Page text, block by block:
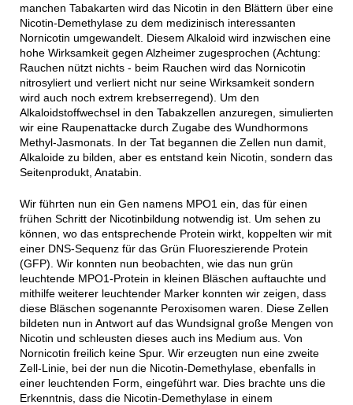
manchen Tabakarten wird das Nicotin in den Blättern über eine
Nicotin-Demethylase zu dem medizinisch interessanten
Nornicotin umgewandelt. Diesem Alkaloid wird inzwischen eine
hohe Wirksamkeit gegen Alzheimer zugesprochen (Achtung:
Rauchen nützt nichts - beim Rauchen wird das Nornicotin
nitrosyliert und verliert nicht nur seine Wirksamkeit sondern
wird auch noch extrem krebserregend). Um den
Alkaloidstoffwechsel in den Tabakzellen anzuregen, simulierten
wir eine Raupenattacke durch Zugabe des Wundhormons
Methyl-Jasmonats. In der Tat begannen die Zellen nun damit,
Alkaloide zu bilden, aber es entstand kein Nicotin, sondern das
Seitenprodukt, Anatabin.
Wir führten nun ein Gen namens MPO1 ein, das für einen
frühen Schritt der Nicotinbildung notwendig ist. Um sehen zu
können, wo das entsprechende Protein wirkt, koppelten wir mit
einer DNS-Sequenz für das Grün Fluoreszierende Protein
(GFP). Wir konnten nun beobachten, wie das nun grün
leuchtende MPO1-Protein in kleinen Bläschen auftauchte und
mithilfe weiterer leuchtender Marker konnten wir zeigen, dass
diese Bläschen sogenannte Peroxisomen waren. Diese Zellen
bildeten nun in Antwort auf das Wundsignal große Mengen von
Nicotin und schleusten dieses auch ins Medium aus. Von
Nornicotin freilich keine Spur. Wir erzeugten nun eine zweite
Zell-Linie, bei der nun die Nicotin-Demethylase, ebenfalls in
einer leuchtenden Form, eingeführt war. Dies brachte uns die
Erkenntnis, dass die Nicotin-Demethylase in einem